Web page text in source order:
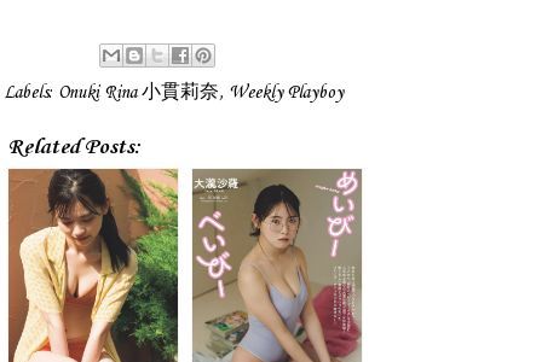
Labels: Onuki Rina 小貫莉奈, Weekly Playboy
Related Posts: